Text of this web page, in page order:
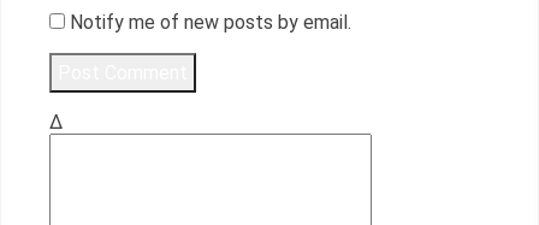
Notify me of new posts by email.
Δ